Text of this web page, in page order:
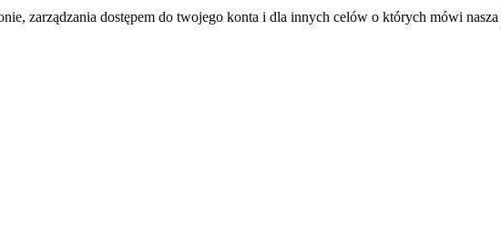
zarządzania dostępem do twojego konta i dla innych celów o których mówi nasza